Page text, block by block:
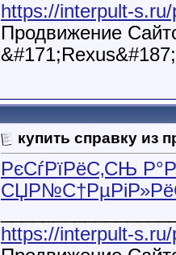
https://interpult-
Продвижение
купить справку из
РєСѓРїРёС‚СЊ
https://interpult-